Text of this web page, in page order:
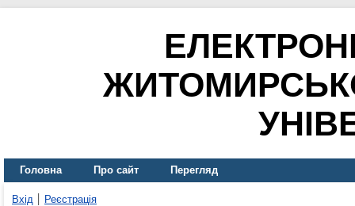
Головна Про сайт Перегляд
Вхід Реєстрація